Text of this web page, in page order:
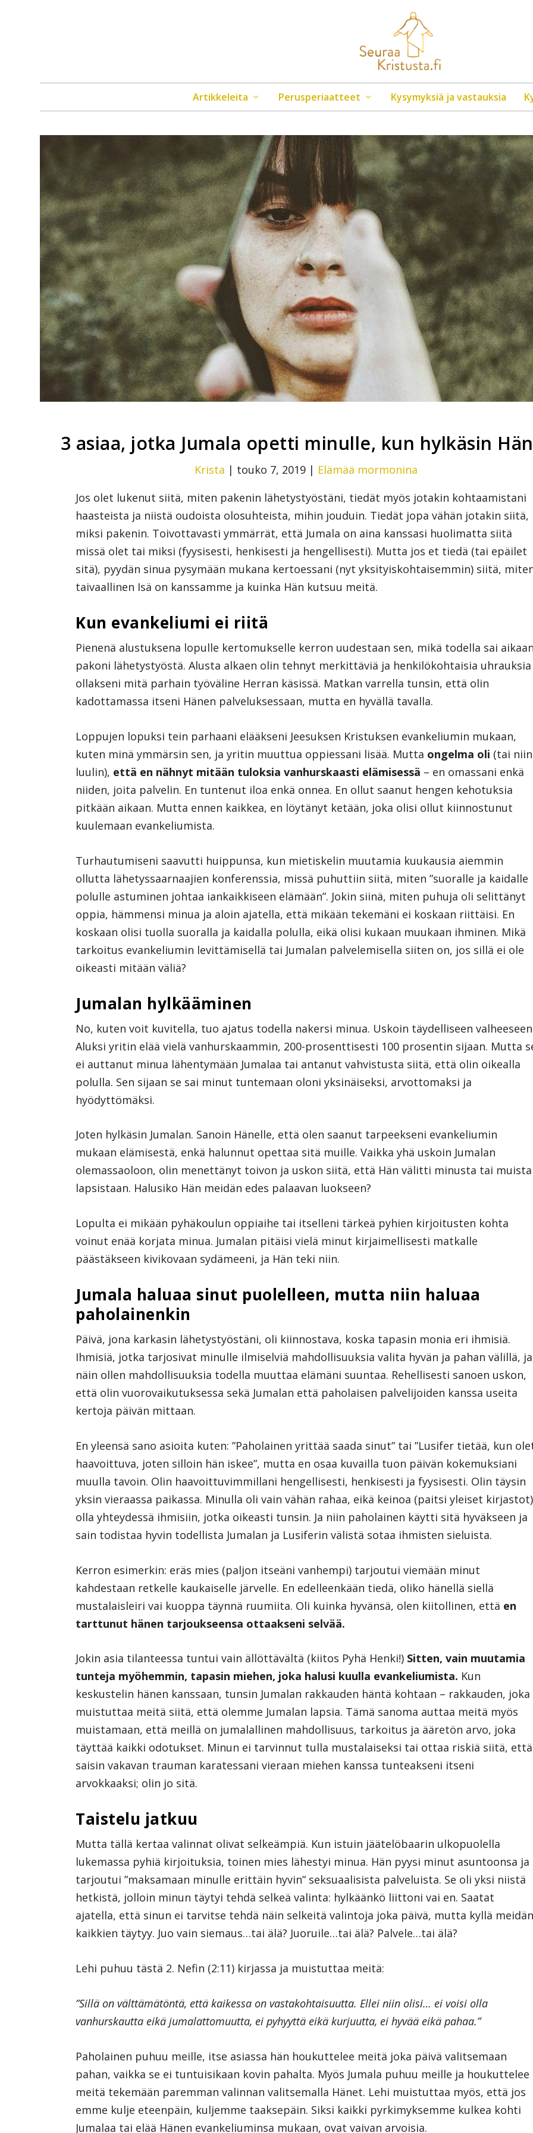
Artikkeleita Perusperiaatteet Kysymyksiä ja vastauksia
3 asiaa, jotka Jumala opetti minulle, kun hylkäsin
Krista | touko 7, 2019 | Elämää mormonina
Jos olet lukenut siitä, miten pakenin lähetystyöstäni, tiedät myös jotakin kohtaamistani
haasteista ja niistä oudoista olosuhteista, mihin jouduin. Tiedät jopa vähän jotakin siitä,
miksi pakenin. Toivottavasti ymmärrät, että Jumala on aina kanssasi huolimatta siitä
missä olet tai miksi (fyysisesti, henkisesti ja hengellisesti). Mutta jos et tiedä (tai epäilet
sitä), pyydän sinua pysymään mukana kertoessani (nyt yksityiskohtaisemmin) siitä,
taivaallinen Isä on kanssamme ja kuinka Hän kutsuu meitä.
Kun evankeliumi ei riitä
Pienenä alustuksena lopulle kertomukselle kerron uudestaan sen, mikä todella sai
pakoni lähetystyöstä. Alusta alkaen olin tehnyt merkittäviä ja henkilökohtaisia uhrauksia
ollakseni mitä parhain työväline Herran käsissä. Matkan varrella tunsin, että olin
kadottamassa itseni Hänen palveluksessaan, mutta en hyvällä tavalla.
Loppujen lopuksi tein parhaani elääkseni Jeesuksen Kristuksen evankeliumin mukaan,
kuten minä ymmärsin sen, ja yritin muuttua oppiessani lisää. Mutta ongelma oli (tai niin
luulin), että en nähnyt mitään tuloksia vanhurskaasti elämisessä – en omassani enkä
niiden, joita palvelin. En tuntenut iloa enkä onnea. En ollut saanut hengen kehotuksia
pitkään aikaan. Mutta ennen kaikkea, en löytänyt ketään, joka olisi ollut kiinnostunut
kuulemaan evankeliumista.
Turhautumiseni saavutti huippunsa, kun mietiskelin muutamia kuukausia aiemmin
ollutta lähetyssaarnaajien konferenssia, missä puhuttiin siitä, miten ”suoralle ja kaidalle
polulle astuminen johtaa iankaikkiseen elämään”. Jokin siinä, miten puhuja oli selittänyt
oppia, hämmensi minua ja aloin ajatella, että mikään tekemäni ei koskaan riittäisi. En
koskaan olisi tuolla suoralla ja kaidalla polulla, eikä olisi kukaan muukaan ihminen. Mikä
tarkoitus evankeliumin levittämisellä tai Jumalan palvelemisella siiten on, jos sillä ei ole
oikeasti mitään väliä?
Jumalan hylkääminen
No, kuten voit kuvitella, tuo ajatus todella nakersi minua. Uskoin täydelliseen
Aluksi yritin elää vielä vanhurskaammin, 200-prosenttisesti 100 prosentin sijaan. Mutta
ei auttanut minua lähentymään Jumalaa tai antanut vahvistusta siitä, että olin oikealla
polulla. Sen sijaan se sai minut tuntemaan oloni yksinäiseksi, arvottomaksi ja
hyödyttömäksi.
Joten hylkäsin Jumalan. Sanoin Hänelle, että olen saanut tarpeekseni evankeliumin
mukaan elämisestä, enkä halunnut opettaa sitä muille. Vaikka yhä uskoin Jumalan
olemassaoloon, olin menettänyt toivon ja uskon siitä, että Hän välitti minusta tai muista
lapsistaan. Halusiko Hän meidän edes palaavan luokseen?
Lopulta ei mikään pyhäkoulun oppiaihe tai itselleni tärkeä pyhien kirjoitusten kohta
voinut enää korjata minua. Jumalan pitäisi vielä minut kirjaimellisesti matkalle
päästäkseen kivikovaan sydämeeni, ja Hän teki niin.
Jumala haluaa sinut puolelleen, mutta niin haluaa
paholainenkin
Päivä, jona karkasin lähetystyöstäni, oli kiinnostava, koska tapasin monia eri ihmisiä.
Ihmisiä, jotka tarjosivat minulle ilmiselviä mahdollisuuksia valita hyvän ja pahan välillä, ja
näin ollen mahdollisuuksia todella muuttaa elämäni suuntaa. Rehellisesti sanoen uskon,
että olin vuorovaikutuksessa sekä Jumalan että paholaisen palvelijoiden kanssa useita
kertoja päivän mittaan.
En yleensä sano asioita kuten: ”Paholainen yrittää saada sinut” tai ”Lusifer tietää, kun
haavoittuva, joten silloin hän iskee”, mutta en osaa kuvailla tuon päivän kokemuksiani
muulla tavoin. Olin haavoittuvimmillani hengellisesti, henkisesti ja fyysisesti. Olin täysin
yksin vieraassa paikassa. Minulla oli vain vähän rahaa, eikä keinoa (paitsi yleiset kirjastot)
olla yhteydessä ihmisiin, jotka oikeasti tunsin. Ja niin paholainen käytti sitä hyväkseen ja
sain todistaa hyvin todellista Jumalan ja Lusiferin välistä sotaa ihmisten sieluista.
Kerron esimerkin: eräs mies (paljon itseäni vanhempi) tarjoutui viemään minut
kahdestaan retkelle kaukaiselle järvelle. En edelleenkään tiedä, oliko hänellä siellä
mustalaisleiri vai kuoppa täynnä ruumiita. Oli kuinka hyvänsä, olen kiitollinen, että en
tarttunut hänen tarjoukseensa ottaakseni selvää.
Jokin asia tilanteessa tuntui vain ällöttävältä (kiitos Pyhä Henki!) Sitten, vain muutamia
tunteja myöhemmin, tapasin miehen, joka halusi kuulla evankeliumista. Kun
keskustelin hänen kanssaan, tunsin Jumalan rakkauden häntä kohtaan – rakkauden, joka
muistuttaa meitä siitä, että olemme Jumalan lapsia. Tämä sanoma auttaa meitä myös
muistamaan, että meillä on jumalallinen mahdollisuus, tarkoitus ja ääretön arvo, joka
täyttää kaikki odotukset. Minun ei tarvinnut tulla mustalaiseksi tai ottaa riskiä siitä, että
saisin vakavan trauman karatessani vieraan miehen kanssa tunteakseni itseni
arvokkaaksi; olin jo sitä.
Taistelu jatkuu
Mutta tällä kertaa valinnat olivat selkeämpiä. Kun istuin jäätelöbaarin ulkopuolella
lukemassa pyhiä kirjoituksia, toinen mies lähestyi minua. Hän pyysi minut asuntoonsa ja
tarjoutui ”maksamaan minulle erittäin hyvin” seksuaalisista palveluista. Se oli yksi niistä
hetkistä, jolloin minun täytyi tehdä selkeä valinta: hylkäänkö liittoni vai en. Saatat
ajatella, että sinun ei tarvitse tehdä näin selkeitä valintoja joka päivä, mutta kyllä
kaikkien täytyy. Juo vain siemaus…tai älä? Juoruile…tai älä? Palvele…tai älä?
Lehi puhuu tästä 2. Nefin (2:11) kirjassa ja muistuttaa meitä:
”Sillä on välttämätöntä, että kaikessa on vastakohtaisuutta. Ellei niin olisi… ei voisi olla
vanhurskautta eikä jumalattomuutta, ei pyhyyttä eikä kurjuutta, ei hyvää eikä pahaa.”
Paholainen puhuu meille, itse asiassa hän houkuttelee meitä joka päivä valitsemaan
pahan, vaikka se ei tuntuisikaan kovin pahalta. Myös Jumala puhuu meille ja houkuttelee
meitä tekemään paremman valinnan valitsemalla Hänet. Lehi muistuttaa myös, että jos
emme kulje eteenpäin, kuljemme taaksepäin. Siksi kaikki pyrkimyksemme kulkea kohti
Jumalaa tai elää Hänen evankeliuminsa mukaan, ovat vaivan arvoisia.